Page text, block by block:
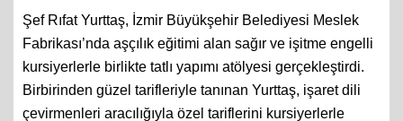
Şef Rıfat Yurttaş, İzmir Büyükşehir Belediyesi Meslek
Fabrikası’nda aşçılık eğitimi alan sağır ve işitme engelli
kursiyerlerle birlikte tatlı yapımı atölyesi gerçekleştirdi.
Birbirinden güzel tarifleriyle tanınan Yurttaş, işaret dili